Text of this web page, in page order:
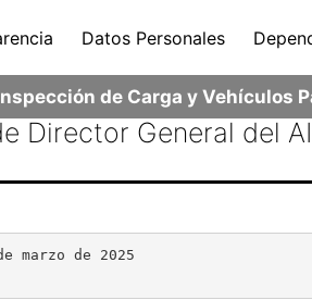
Datos Personales
de Carga y Vehículos
Director General del